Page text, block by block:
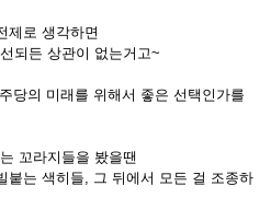
제로 생각하면
되든 상관이 없는거고~
당의 미래를 위해서 좋은 선택인가를
꼬라지들을 봤을땐
붙는 색히들, 그 뒤에서 모든 걸 조종하